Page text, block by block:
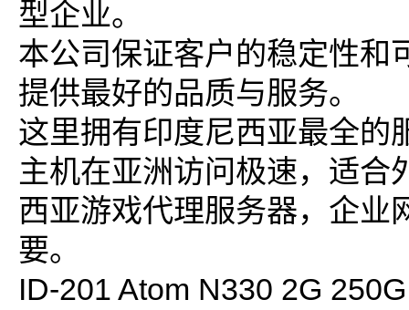
型企业。
本公司保证客户的稳定性和
提供最好的品质与服务。
这里拥有印度尼西亚最全的
主机在亚洲访问极速，适合
西亚游戏代理服务器，企业
要。
ID-201 Atom N330 2G